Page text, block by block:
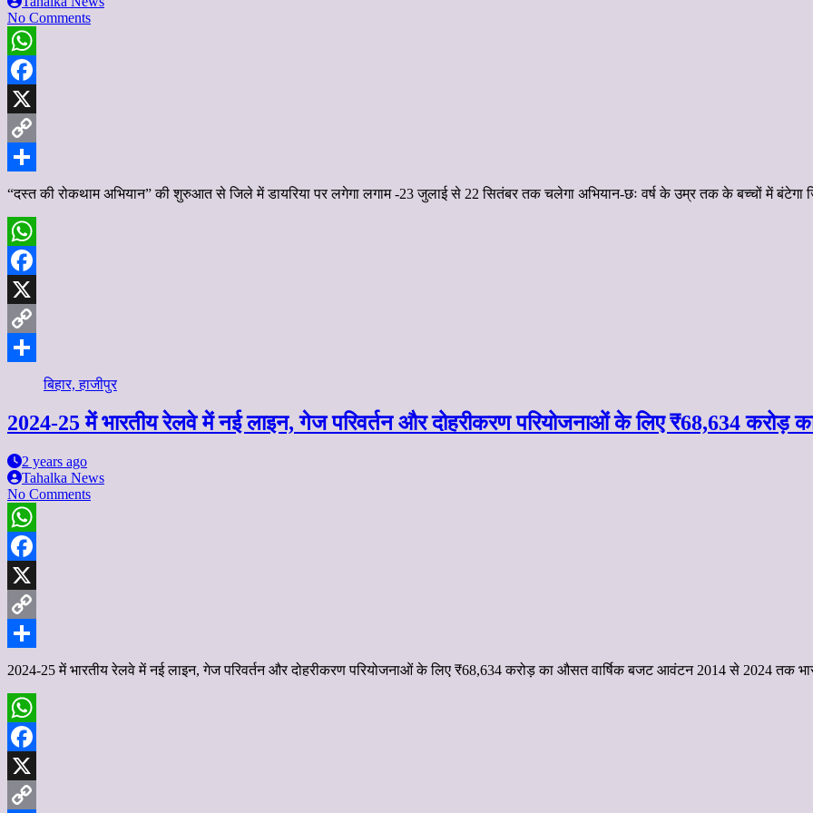
No Comments
WhatsApp
Facebook
X
Copy
Link
Share
“दस्त की रोकथाम अभियान” की शुरुआत से जिले में डायरिया पर लगेगा लगाम -23 जुलाई से 22 सितंबर तक चलेगा अभियान-छः वर्ष के उम्र तक के बच्चों में
WhatsApp
Facebook
X
Copy
बिहार, हाजीपुर
2024-25 में भारतीय रेलवे में नई लाइन, गेज परिवर्तन और दोहरीकरण परियोजनाओं के लिए ₹68,634
2 years ago
Tahalka News
No Comments
WhatsApp
Facebook
X
Copy
Link
Share
2024-25 में भारतीय रेलवे में नई लाइन, गेज परिवर्तन और दोहरीकरण परियोजनाओं के लिए ₹68,634 करोड़ का औसत वार्षिक बजट आवंटन 2014 से 2024 तक
WhatsApp
Facebook
X